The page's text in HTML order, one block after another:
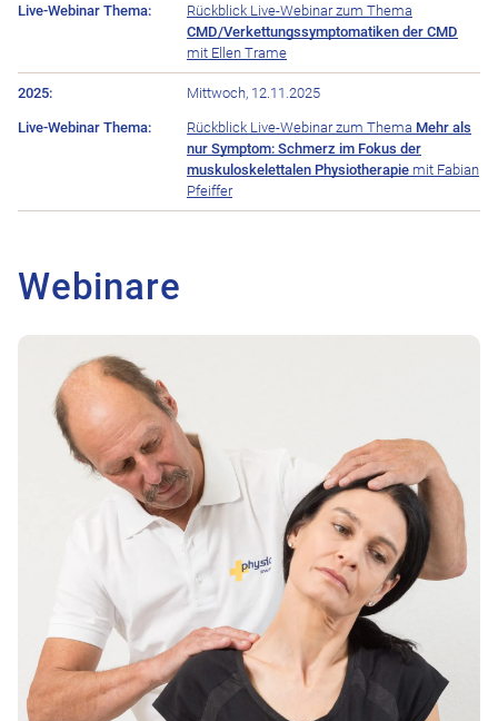
Rückblick Live-Webinar zum Thema
CMD/Verkettungssymptomatiken der CMD
mit Ellen Trame
Mittwoch, 12.11.2025
Rückblick Live-Webinar zum Thema Mehr als
nur Symptom: Schmerz im Fokus der
muskuloskelettalen Physiotherapie mit Fabian
Pfeiffer
Webinare
Zum Beitrag Live-Webinar am 08.09.2026 zum Thema